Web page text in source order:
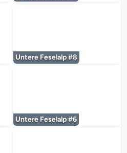
Untere Feselalp #8
Untere Feselalp #6